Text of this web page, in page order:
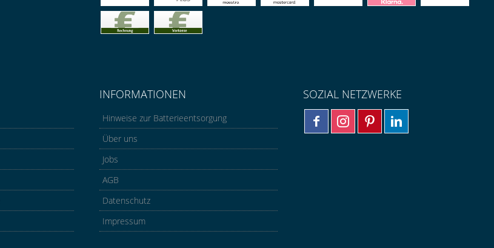
INFORMATIONEN
Hinweise zur Batterieentsorgung
Über uns
Jobs
AGB
Datenschutz
Impressum
SOZIAL NETZWERKE